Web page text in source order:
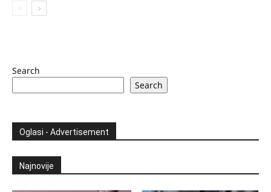
Search
Search
Oglasi - Advertisement
Najnovije